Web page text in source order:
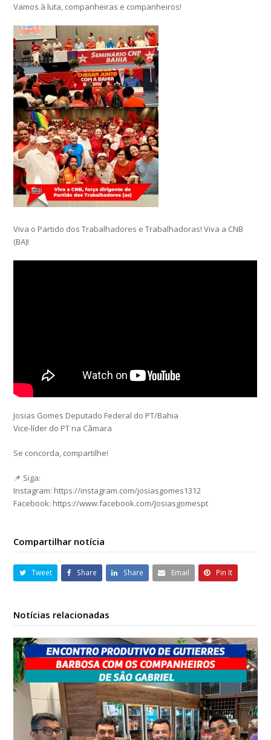
Vamos à luta, companheiras e companheiros!
Viva o Partido dos Trabalhadores e Trabalhadoras! Viva a CNB
(BA)!
Josias Gomes Deputado Federal do PT/Bahia
Vice-líder do PT na Câmara
Se concorda, compartilhe!
📌 Siga:
Instagram: https://instagram.com/josiasgomes1312
Facebook: https://www.facebook.com/Josiasgomespt
Compartilhar notícia
Tweet Share Share Email Pin It
Notícias relacionadas